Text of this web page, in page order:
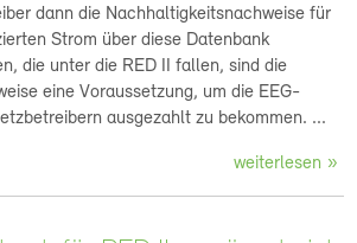
dann die Nachhaltigkeitsnachweise für
Strom über diese Datenbank
die unter die RED II fallen, sind die
eine Voraussetzung, um die EEG-
ausgezahlt zu bekommen. ...
weiterlesen